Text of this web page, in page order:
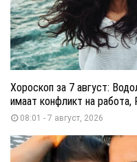
Хороскоп за 7 август:
имаат конфликт на работа,
08:01 - 7 август, 2026